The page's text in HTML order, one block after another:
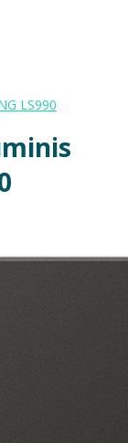
LS990